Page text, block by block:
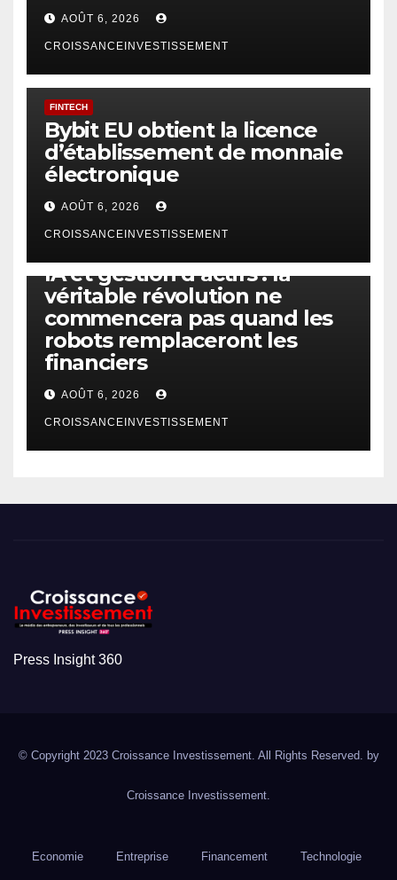
AOÛT 6, 2026
CROISSANCEINVESTISSEMENT
FINTECH
Bybit EU obtient la licence
d’établissement de monnaie
électronique
AOÛT 6, 2026
CROISSANCEINVESTISSEMENT
IA et gestion d’actifs : la
véritable révolution ne
commencera pas quand les
robots remplaceront les
financiers
AOÛT 6, 2026
CROISSANCEINVESTISSEMENT
Press Insight 360
© Copyright 2023 Croissance Investissement. All Rights Reserved. by
Croissance Investissement.
Economie Entreprise Financement Technologie